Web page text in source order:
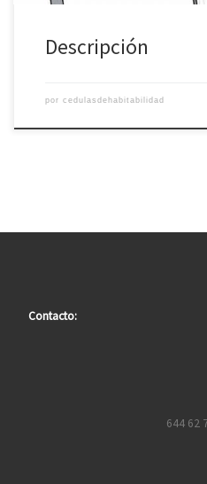
Descripción
por cedulasdehabitabilidad
Contacto:
644 62